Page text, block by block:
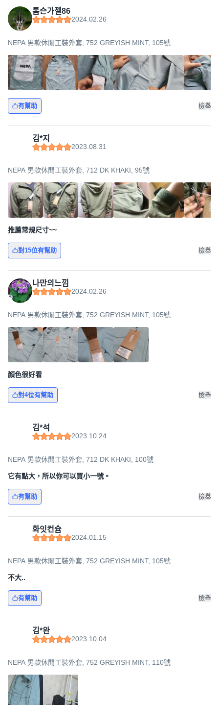
톰슨가젤86
2024.02.26
NEPA 男款休閒工裝外套, 752 GREYISH MINT, 105號
有幫助 檢舉
김*지
2023.08.31
NEPA 男款休閒工裝外套, 712 DK KHAKI, 95號
推薦常規尺寸~~
對15位有幫助 檢舉
나만의느낌
2024.02.26
NEPA 男款休閒工裝外套, 752 GREYISH MINT, 105號
顏色很好看
對4位有幫助 檢舉
김*석
2023.10.24
NEPA 男款休閒工裝外套, 712 DK KHAKI, 100號
它有點大，所以你可以買小一號。
有幫助 檢舉
화잇컨슘
2024.01.15
NEPA 男款休閒工裝外套, 752 GREYISH MINT, 105號
不大..
有幫助 檢舉
김*완
2023.10.04
NEPA 男款休閒工裝外套, 752 GREYISH MINT, 110號